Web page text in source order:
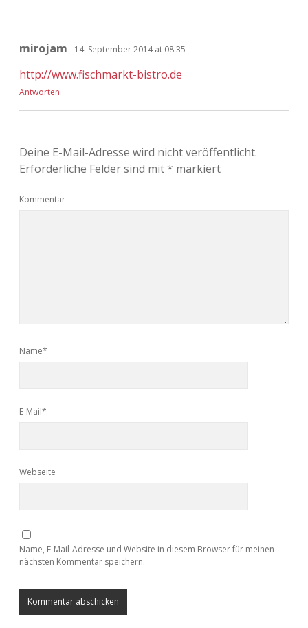
mirojam 14. September 2014 at 08:35
http://www.fischmarkt-bistro.de
Antworten
Deine E-Mail-Adresse wird nicht veröffentlicht.
Erforderliche Felder sind mit* markiert
Kommentar
Name*
E-Mail*
Webseite
Name, E-Mail-Adresse und Website in diesem Browser für meinen
nächsten Kommentar speichern.